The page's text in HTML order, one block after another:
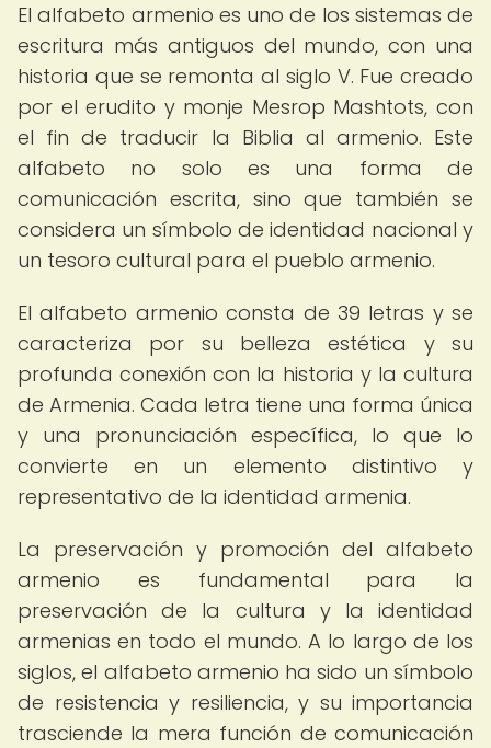
El alfabeto armenio es uno de los sistemas de
escritura más antiguos del mundo, con una
historia que se remonta al siglo V. Fue creado
por el erudito y monje Mesrop Mashtots, con
el fin de traducir la Biblia al armenio. Este
alfabeto no solo es una forma de
comunicación escrita, sino que también se
considera un símbolo de identidad nacional y
un tesoro cultural para el pueblo armenio.
El alfabeto armenio consta de 39 letras y se
caracteriza por su belleza estética y su
profunda conexión con la historia y la cultura
de Armenia. Cada letra tiene una forma única
y una pronunciación específica, lo que lo
convierte en un elemento distintivo y
representativo de la identidad armenia.
La preservación y promoción del alfabeto
armenio es fundamental para la
preservación de la cultura y la identidad
armenias en todo el mundo. A lo largo de los
siglos, el alfabeto armenio ha sido un símbolo
de resistencia y resiliencia, y su importancia
trasciende la mera función de comunicación